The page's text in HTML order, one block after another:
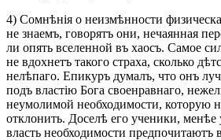
4) Сомнѣнія о неизмѣнности
не знаемъ, говорятъ они, нечаянная
ли опять вселенной въ хаосъ. Самое
не вдохнетъ такого страха, сколько
нелѣпаго. Епикуръ думалъ, что онъ
подъ властію Бога своенравнаго,
неумолимой необходимости, которую
отклонить. Доселѣ его ученики,
власть необходимости предпочитаютъ